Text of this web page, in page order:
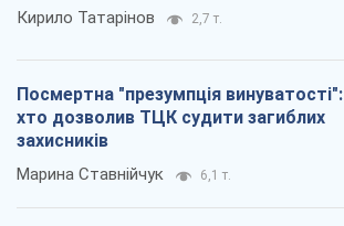
Кирило Татарінов 2,7 т.
Посмертна "презумпція винуватості":
хто дозволив ТЦК судити загиблих
захисників
Марина Ставнійчук 6,1 т.